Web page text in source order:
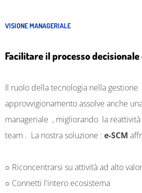
VISIONE MANAGERIALE
Facilitare il processo
Il ruolo della tecnologia nella gestione
approvvigionamentoassolve anche
manageriale , migliorando la
team . La nostrasoluzione : e-SCM
○ Riconcentrarsi su attività ad alto
○ Connetti l'intero ecosistema